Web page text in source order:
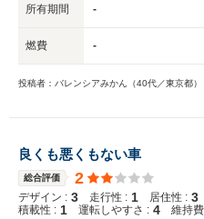
所有期間 -
燃費 -
投稿者：バレンシアみかん（40代／東京都）
良くも悪くもない車
総合評価 2
デザイン : 3 走行性 : 1 居住性 : 3
積載性 : 1 運転しやすさ : 4 維持